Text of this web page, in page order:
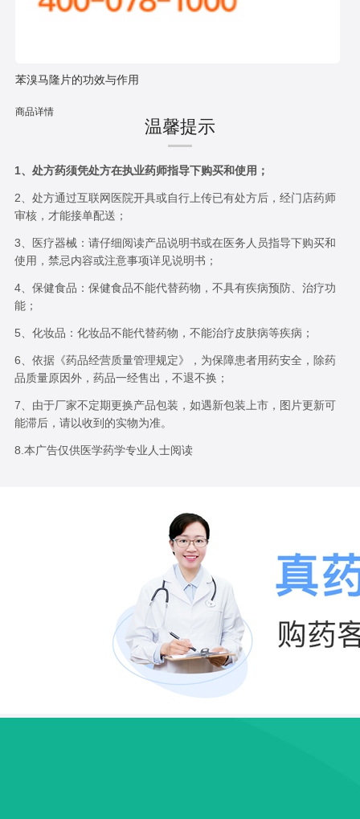
苯溴马隆片的功效与作用
商品详情
温馨提示
1、处方药须凭处方在执业药师指导下购买和使用；
2、处方通过互联网医院开具或自行上传已有处方后，经门店药师
审核，才能接单配送；
3、医疗器械：请仔细阅读产品说明书或在医务人员指导下购买和
使用，禁忌内容或注意事项详见说明书；
4、保健食品：保健食品不能代替药物，不具有疾病预防、治疗功
能；
5、化妆品：化妆品不能代替药物，不能治疗皮肤病等疾病；
6、依据《药品经营质量管理规定》，为保障患者用药安全，除药
品质量原因外，药品一经售出，不退不换；
7、由于厂家不定期更换产品包装，如遇新包装上市，图片更新可
能滞后，请以收到的实物为准。
8.本广告仅供医学药学专业人士阅读